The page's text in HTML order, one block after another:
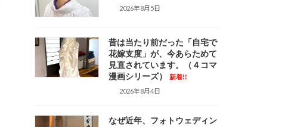
2026年8月5日
昔は当たり前だった「自宅で
花嫁支度」が、今あらためて
見直されています。（４コマ
漫画シリーズ）
新着!!
2026年8月4日
なぜ近年、フォトウェディン